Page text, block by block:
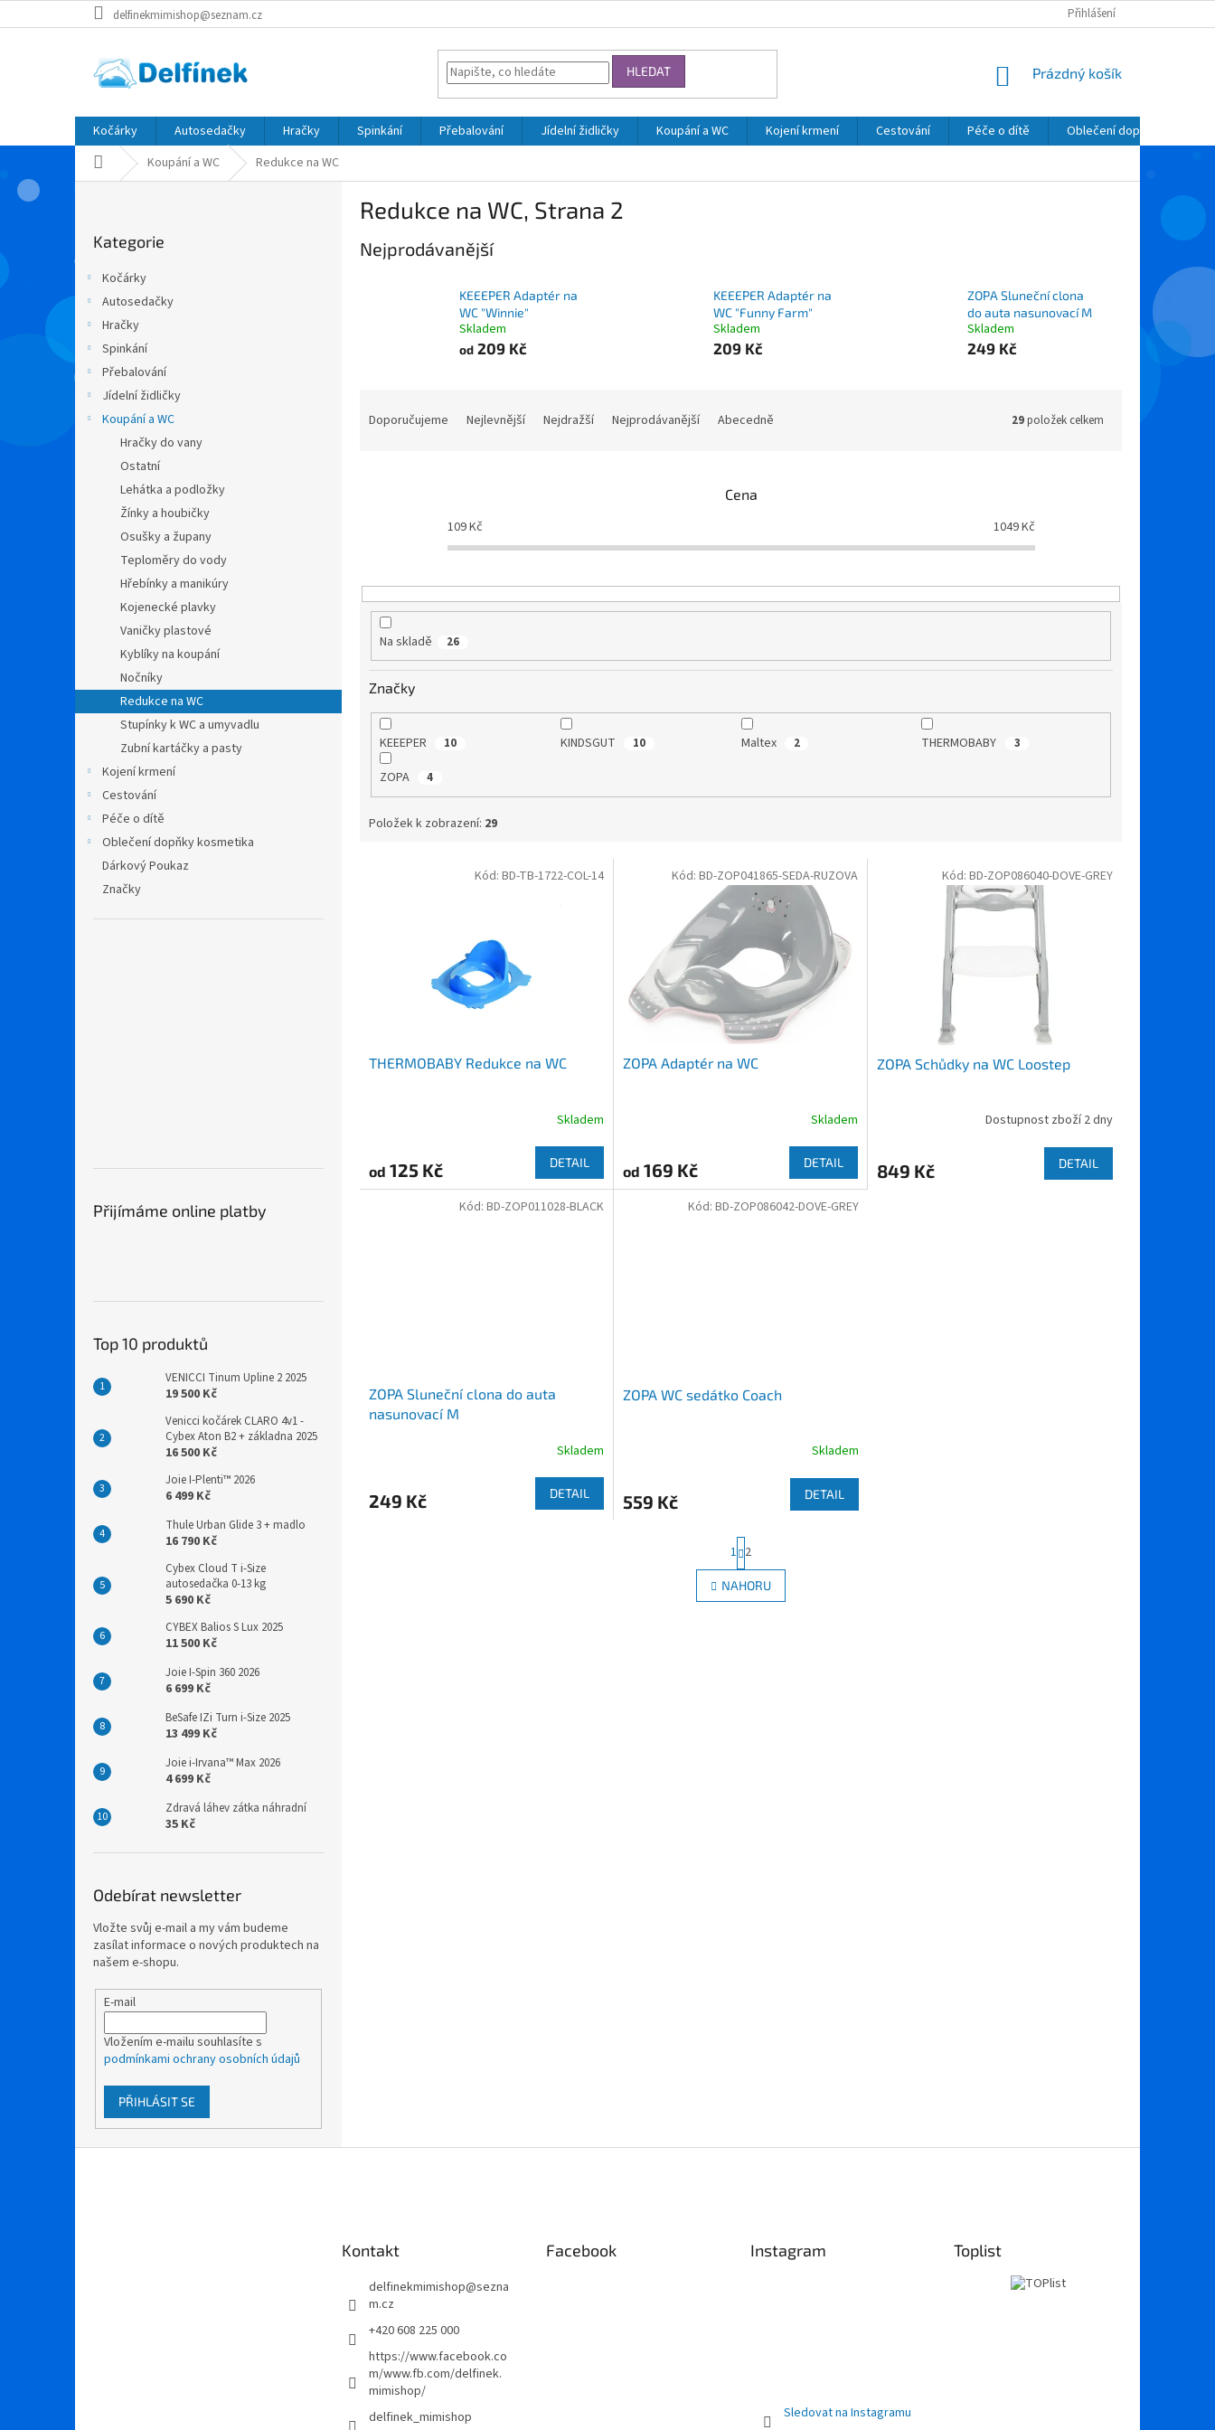
na
delfinekmimishop@seznam.cz Přihlášení
HLEDAT
NÁKUPNÍ
Prázdný košík
Kočárky Autosedačky Hračky Spinkání Přebalování Jídelní židličky Koupání a WC Kojení krmení Cestování Péče o dítě
Oblečení dopňky
Domů Koupání a WC Redukce na WC
r
p
kategorie
Kategorie
Kočárky
Autosedačky
Hračky
Spinkání
Přebalování
Jídelní židličky
Koupání a WC
Hračky do vany
Ostatní
Lehátka a podložky
Žínky a houbičky
Osušky a župany
Teploměry do vody
Hřebínky a manikúry
Kojenecké plavky
Vaničky plastové
Kyblíky na koupání
Nočníky
Redukce na WC
Stupínky k WC a umyvadlu
Zubní kartáčky a pasty
Kojení krmení
Cestování
Péče o dítě
Oblečení dopňky kosmetika
Dárkový Poukaz
Značky
Přijímáme online platby
Top 10 produktů
VENICCI Tinum Upline 2 2025
19 500 Kč
Venicci kočárek CLARO 4v1 -
Cybex Aton B2 + základna 2025
16 500 Kč
Joie I-Plenti™ 2026
6 499 Kč
Thule Urban Glide 3 + madlo
16 790 Kč
Cybex Cloud T i-Size
autosedačka 0-13 kg
5 690 Kč
CYBEX Balios S Lux 2025
11 500 Kč
Joie I-Spin 360 2026
6 699 Kč
BeSafe IZi Turn i-Size 2025
13 499 Kč
Joie i-Irvana™ Max 2026
4 699 Kč
Zdravá láhev zátka náhradní
35 Kč
Odebírat newsletter
Vložte svůj e-mail a my vám budeme
zasílat informace o nových produktech na
našem e-shopu.
E-mail
Vložením e-mailu souhlasíte s
podmínkami ochrany osobních údajů
PŘIHLÁSIT SE
Redukce na WC, Strana 2
Nejprodávanější
KEEEPER Adaptér na
WC "Winnie"
Skladem
od 209 Kč
KEEEPER Adaptér na
WC "Funny Farm"
Skladem
209 Kč
ZOPA Sluneční clona
do auta nasunovací M
Skladem
249 Kč
u
Doporučujeme Nejlevnější Nejdražší Nejprodávanější Abecedně 29položek celkem
Cena
109Kč 1049Kč
Na skladě 26
Značky
KEEEPER 10 KINDSGUT 10 Maltex 2 THERMOBABY 3
ZOPA 4
Položek k zobrazení: 29
THERMOBABY Redukce na WC
Skladem
od 125 Kč DETAIL
Kód: BD-TB-1722-COL-14
ZOPA Adaptér na WC
Skladem
od 169 Kč DETAIL
Kód: BD-ZOP041865-SEDA-RUZOVA
ZOPA Schůdky na WC Loostep
Dostupnost zboží 2 dny
849 Kč DETAIL
Kód: BD-ZOP086040-DOVE-GREY
ZOPA Sluneční clona do auta
nasunovací M
Skladem
249 Kč DETAIL
Kód: BD-ZOP011028-BLACK
ZOPA WC sedátko Coach
Skladem
559 Kč DETAIL
Kód: BD-ZOP086042-DOVE-GREY
O
v
S
t
r
á
n
1 2
NAHORU
Kontakt
delfinekmimishop@sezna
m.cz
+420 608 225 000
https://www.facebook.co
m/www.fb.com/delfinek.
mimishop/
delfinek_mimishop
Facebook Instagram
Sledovat na Instagramu
Toplist